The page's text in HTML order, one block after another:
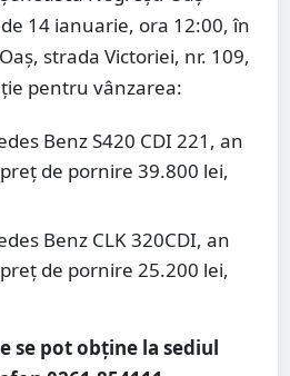
14 ianuarie, ora 12:00, în
strada Victoriei, nr. 109,
pentru vânzarea:
Benz S420 CDI 221, an
de pornire 39.800 lei,
Benz CLK 320CDI, an
de pornire 25.200 lei,
se pot obține la sediul